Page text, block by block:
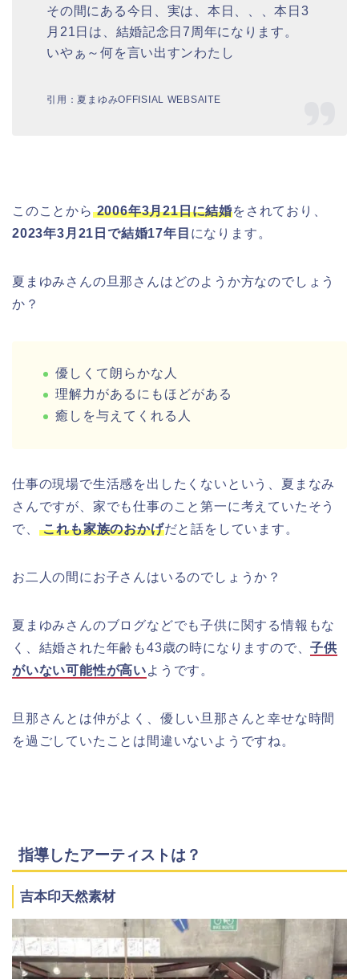
その間にある今日、実は、本日、、、本日3
月21日は、結婚記念日7周年になります。
いやぁ～何を言い出すンわたし
引用：夏まゆみOFFISIAL WEBSAITE
このことから2006年3月21日に結婚をされており、
2023年3月21日で結婚17年目 になります。
夏まゆみさんの旦那さんはどのようか方なのでしょう
か？
優しくて朗らかな人
理解力があるにもほどがある
癒しを与えてくれる人
仕事の現場で生活感を出したくないという、夏まなみ
さんですが、家でも仕事のこと第一に考えていたそう
で、 これも家族のおかげだと話をしています。
お二人の間にお子さんはいるのでしょうか？
夏まゆみさんのブログなどでも子供に関する情報もな
く、結婚された年齢も43歳の時になりますので、子供
がいない可能性が高いようです。
旦那さんとは仲がよく、優しい旦那さんと幸せな時間
を過ごしていたことは間違いないようですね。
指導したアーティストは？
吉本印天然素材